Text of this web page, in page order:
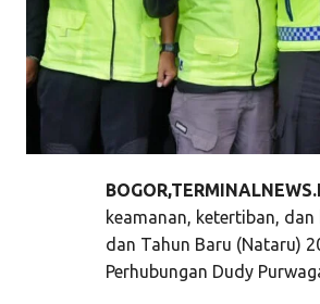
keamanan, ketertiban,
dan Tahun Baru (Nataru)
Perhubungan Dudy